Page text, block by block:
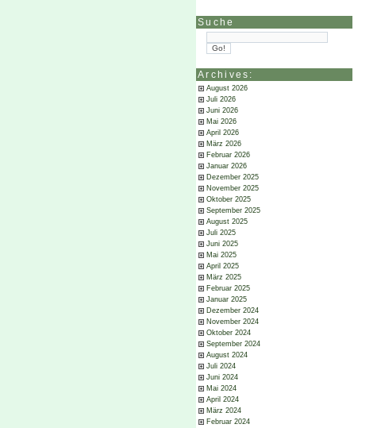
Suche
Archives:
August 2026
Juli 2026
Juni 2026
Mai 2026
April 2026
März 2026
Februar 2026
Januar 2026
Dezember 2025
November 2025
Oktober 2025
September 2025
August 2025
Juli 2025
Juni 2025
Mai 2025
April 2025
März 2025
Februar 2025
Januar 2025
Dezember 2024
November 2024
Oktober 2024
September 2024
August 2024
Juli 2024
Juni 2024
Mai 2024
April 2024
März 2024
Februar 2024